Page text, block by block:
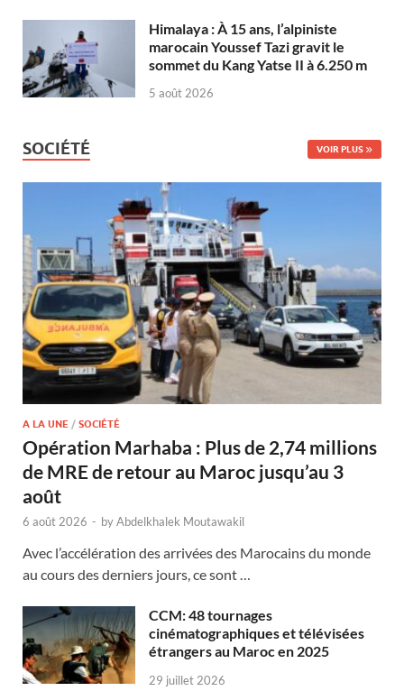
Himalaya : À 15 ans, l’alpiniste
marocain Youssef Tazi gravit le
sommet du Kang Yatse II à 6.250 m
5 août 2026
SOCIÉTÉ VOIR PLUS
A LA UNE / SOCIÉTÉ
Opération Marhaba : Plus de 2,74 millions
de MRE de retour au Maroc jusqu’au 3
août
6 août 2026 - byAbdelkhalek Moutawakil
Avec l’accélération des arrivées des Marocains du monde
au cours des derniers jours, ce sont …
CCM: 48 tournages
cinématographiques et télévisées
étrangers au Maroc en 2025
29 juillet 2026